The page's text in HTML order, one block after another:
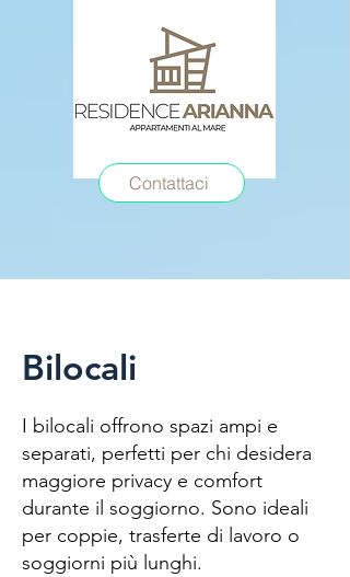
Contattaci
Bilocali
I bilocali offrono spazi ampi e
separati, perfetti per chi desidera
maggiore privacy e comfort
durante il soggiorno. Sono ideali
per coppie, trasferte di lavoro o
soggiorni più lunghi.